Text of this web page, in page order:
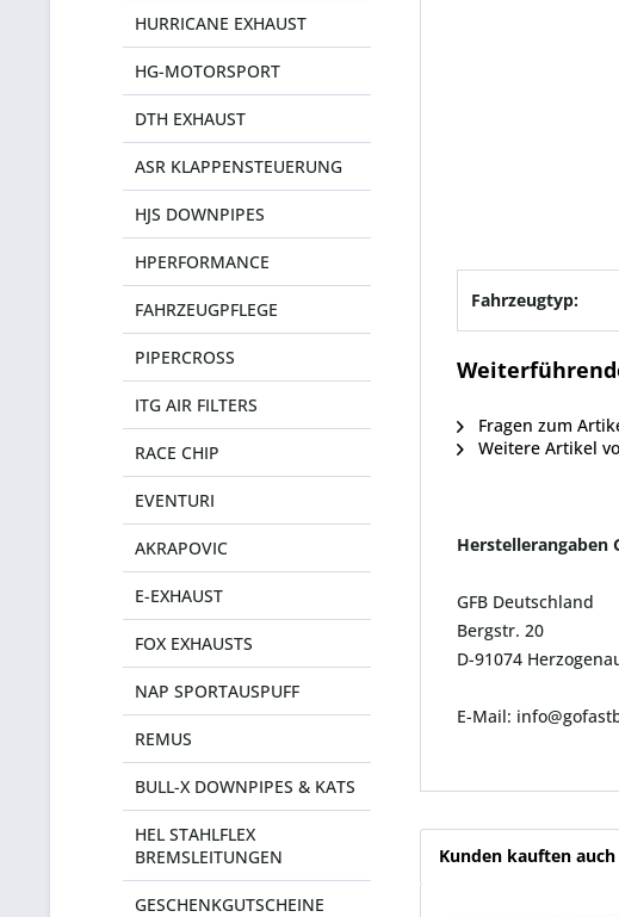
HURRICANE EXHAUST
HG-MOTORSPORT
DTH EXHAUST
ASR KLAPPENSTEUERUNG
HJS DOWNPIPES
HPERFORMANCE
FAHRZEUGPFLEGE
PIPERCROSS
ITG AIR FILTERS
RACE CHIP
EVENTURI
AKRAPOVIC
E-EXHAUST
FOX EXHAUSTS
NAP SPORTAUSPUFF
REMUS
BULL-X DOWNPIPES & KATS
HEL STAHLFLEX
BREMSLEITUNGEN
GESCHENKGUTSCHEINE
Fahrzeugtyp:
Weiterführende
Fragen zum
Weitere Artikel
Herstellerangaben
GFB Deutschland
Bergstr. 20
D-91074
E-Mail:
Kunden kauften auch